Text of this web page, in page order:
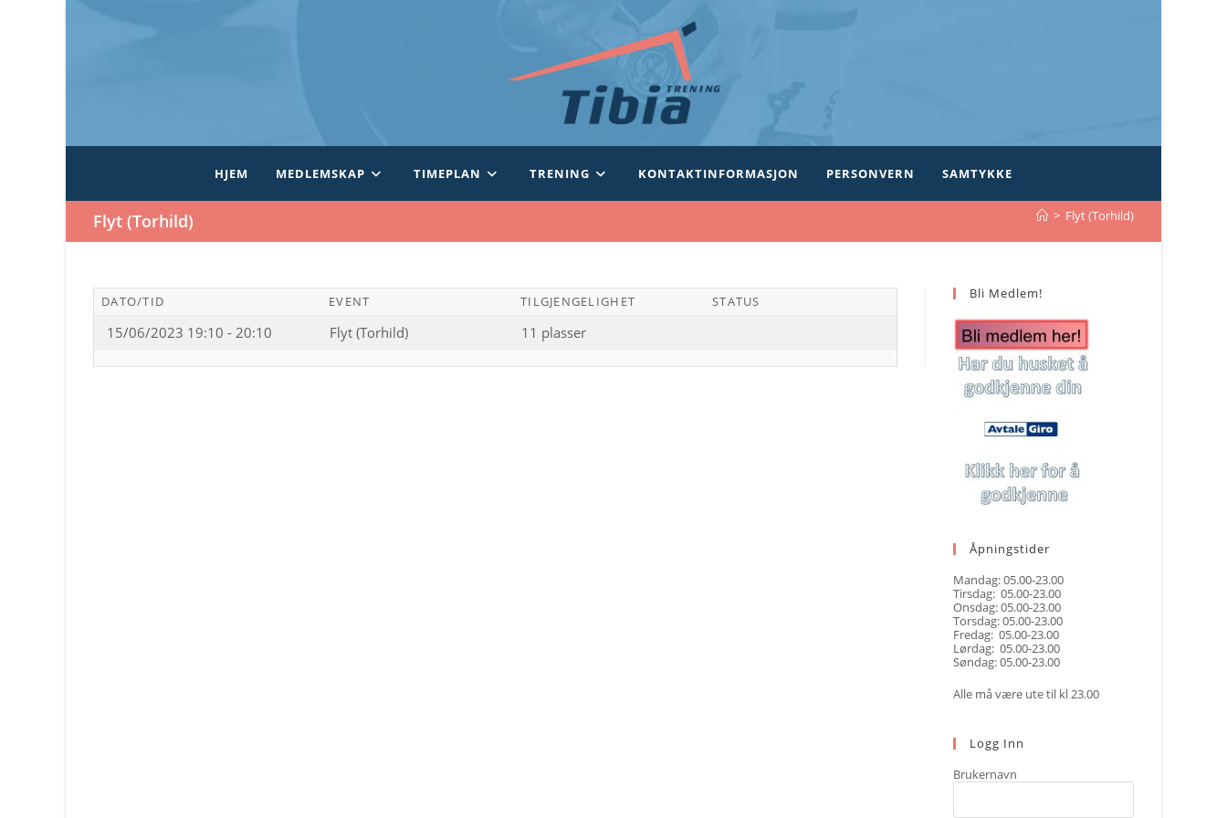
HJEM MEDLEMSKAP TIMEPLAN TRENING KONTAKTINFORMASJON PERSONVERN SAMTYKKE
Flyt (Torhild) > Flyt (Torhild)
DATO/TID EVENT TILGJENGELIGHET STATUS
15/06/2023 19:10 - 20:10 Flyt (Torhild) 11 plasser
Bli Medlem!
Åpningstider
Mandag: 05.00-23.00
Tirsdag: 05.00-23.00
Onsdag: 05.00-23.00
Torsdag: 05.00-23.00
Fredag: 05.00-23.00
Lørdag: 05.00-23.00
Søndag: 05.00-23.00
Alle må være ute til kl 23.00
Logg Inn
Brukernavn